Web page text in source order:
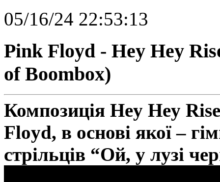
05/16/24 22:53:13
Pink Floyd - Hey Hey
of Boombox)
Композиція Hey Hey
Floyd, в основі якої –
стрільців “Ой, у лузі